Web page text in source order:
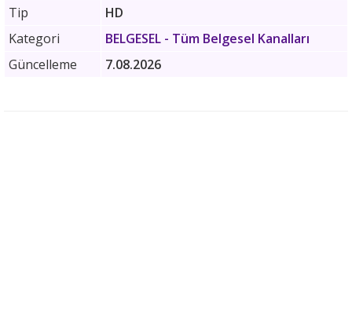
Tip
HD
Kategori
BELGESEL - Tüm Belgesel Kanalları
Güncelleme
7.08.2026